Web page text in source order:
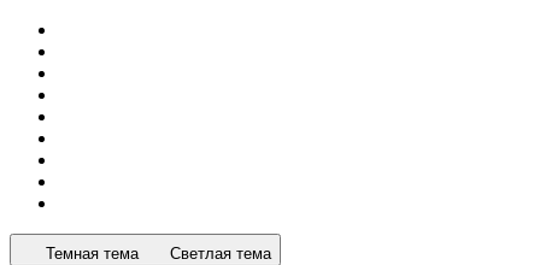
Темная тема Светлая тема